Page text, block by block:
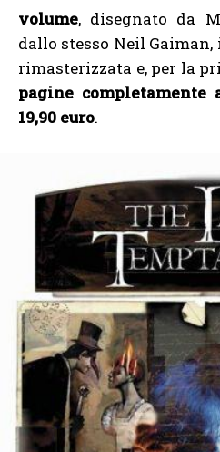
volume, disegnato da
dallo stesso Neil
rimasterizzata e, per la
pagine
19,90 euro.